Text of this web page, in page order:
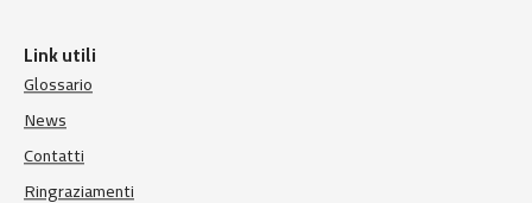
Link utili
Glossario
News
Contatti
Ringraziamenti